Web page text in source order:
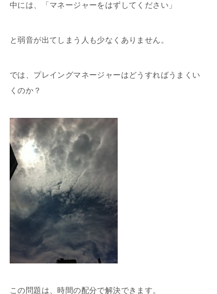
中には、「マネージャーをはずしてください」
と弱音が出てしまう人も少なくありません。
では、プレイングマネージャーはどうすればうまくい
くのか？
この問題は、時間の配分で解決できます。